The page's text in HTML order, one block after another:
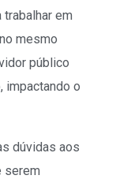
em
mesmo
público
impactando o
dúvidas aos
serem